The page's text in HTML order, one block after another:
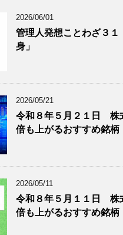
2026/06/01
管理人発想ことわざ３１
身」
2026/05/21
令和８年５月２１日
倍も上がるおすすめ銘柄
2026/05/11
令和８年５月１１日
倍も上がるおすすめ銘柄